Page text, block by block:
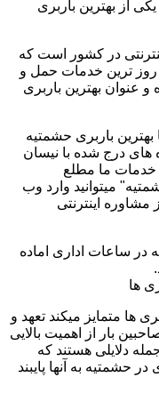
از بهترین باربری
در کشور است که
روز ترین خدمات حمل و
عنوان بهترین باربری
بهترین باربری حشمتیه
های درج شده با نیسان
خدمات ما مطلع
میتوانید وارد وب
اینترنتی
در ساعات اداری اماده
ها
ها متمایز میکند تعهد و
بار از اهمیت بالایی
دلایلی هستند که
حشمتیه به آنها پایبند